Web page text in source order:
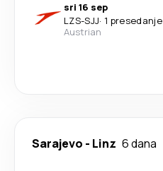
sri 16 sep
LZS-SJJ· 1 presedanje
Austrian
Sarajevo - Linz 6 dana